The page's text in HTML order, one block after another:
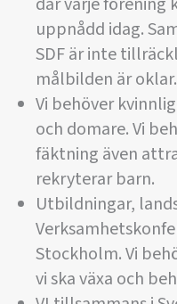
uppnådd idag.
SDF är inte
målbilden är oklar.
Vi behöver
och domare. Vi
fäktning även
rekryterar barn.
Utbildningar,
Stockholm. Vi
vi ska växa och